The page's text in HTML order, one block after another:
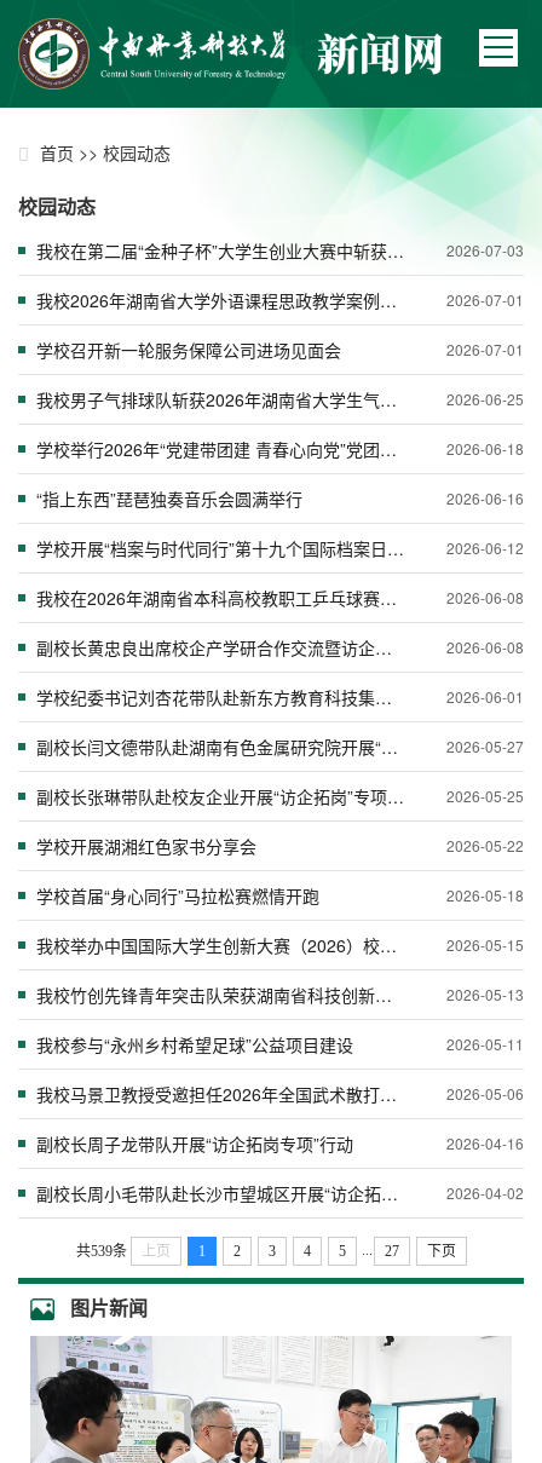
首页 >> 校园动态
校园动态
我校在第二届“金种子杯”大学生创业大赛中斩获多项佳绩 2026-07-03
我校2026年湖南省大学外语课程思政教学案例征集活动评选中荣获佳绩 2026-07-01
学校召开新一轮服务保障公司进场见面会 2026-07-01
我校男子气排球队斩获2026年湖南省大学生气排球比赛高水平组亚军 2026-06-25
学校举行2026年“党建带团建 青春心向党”党团知识竞赛 2026-06-18
“指上东西”琵琶独奏音乐会圆满举行 2026-06-16
学校开展“档案与时代同行”第十九个国际档案日主题宣传活动 2026-06-12
我校在2026年湖南省本科高校教职工乒乓球赛斩获佳绩 2026-06-08
副校长黄忠良出席校企产学研合作交流暨访企拓岗座谈会 2026-06-08
学校纪委书记刘杏花带队赴新东方教育科技集团湖南片区开展“访企拓岗”专项行动 2026-06-01
副校长闫文德带队赴湖南有色金属研究院开展“访企拓岗”专项行动 2026-05-27
副校长张琳带队赴校友企业开展“访企拓岗”专项行动 2026-05-25
学校开展湖湘红色家书分享会 2026-05-22
学校首届“身心同行”马拉松赛燃情开跑 2026-05-18
我校举办中国国际大学生创新大赛（2026）校赛排位赛 2026-05-15
我校竹创先锋青年突击队荣获湖南省科技创新青年突击队建功竞赛奖励 2026-05-13
我校参与“永州乡村希望足球”公益项目建设 2026-05-11
我校马景卫教授受邀担任2026年全国武术散打锦标赛（女子赛区）暨亚运选拔赛副总裁... 2026-05-06
副校长周子龙带队开展“访企拓岗专项”行动 2026-04-16
副校长周小毛带队赴长沙市望城区开展“访企拓岗”专项行动 2026-04-02
共539条 上页 1 2 3 4 5 27 下页
图片新闻